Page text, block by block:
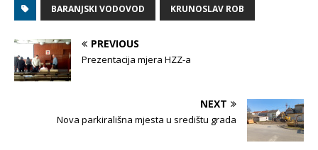
BARANJSKI VODOVOD KRUNOSLAV ROB
PREVIOUS
Prezentacija mjera HZZ-a
NEXT
Nova parkirališna mjesta u središtu grada